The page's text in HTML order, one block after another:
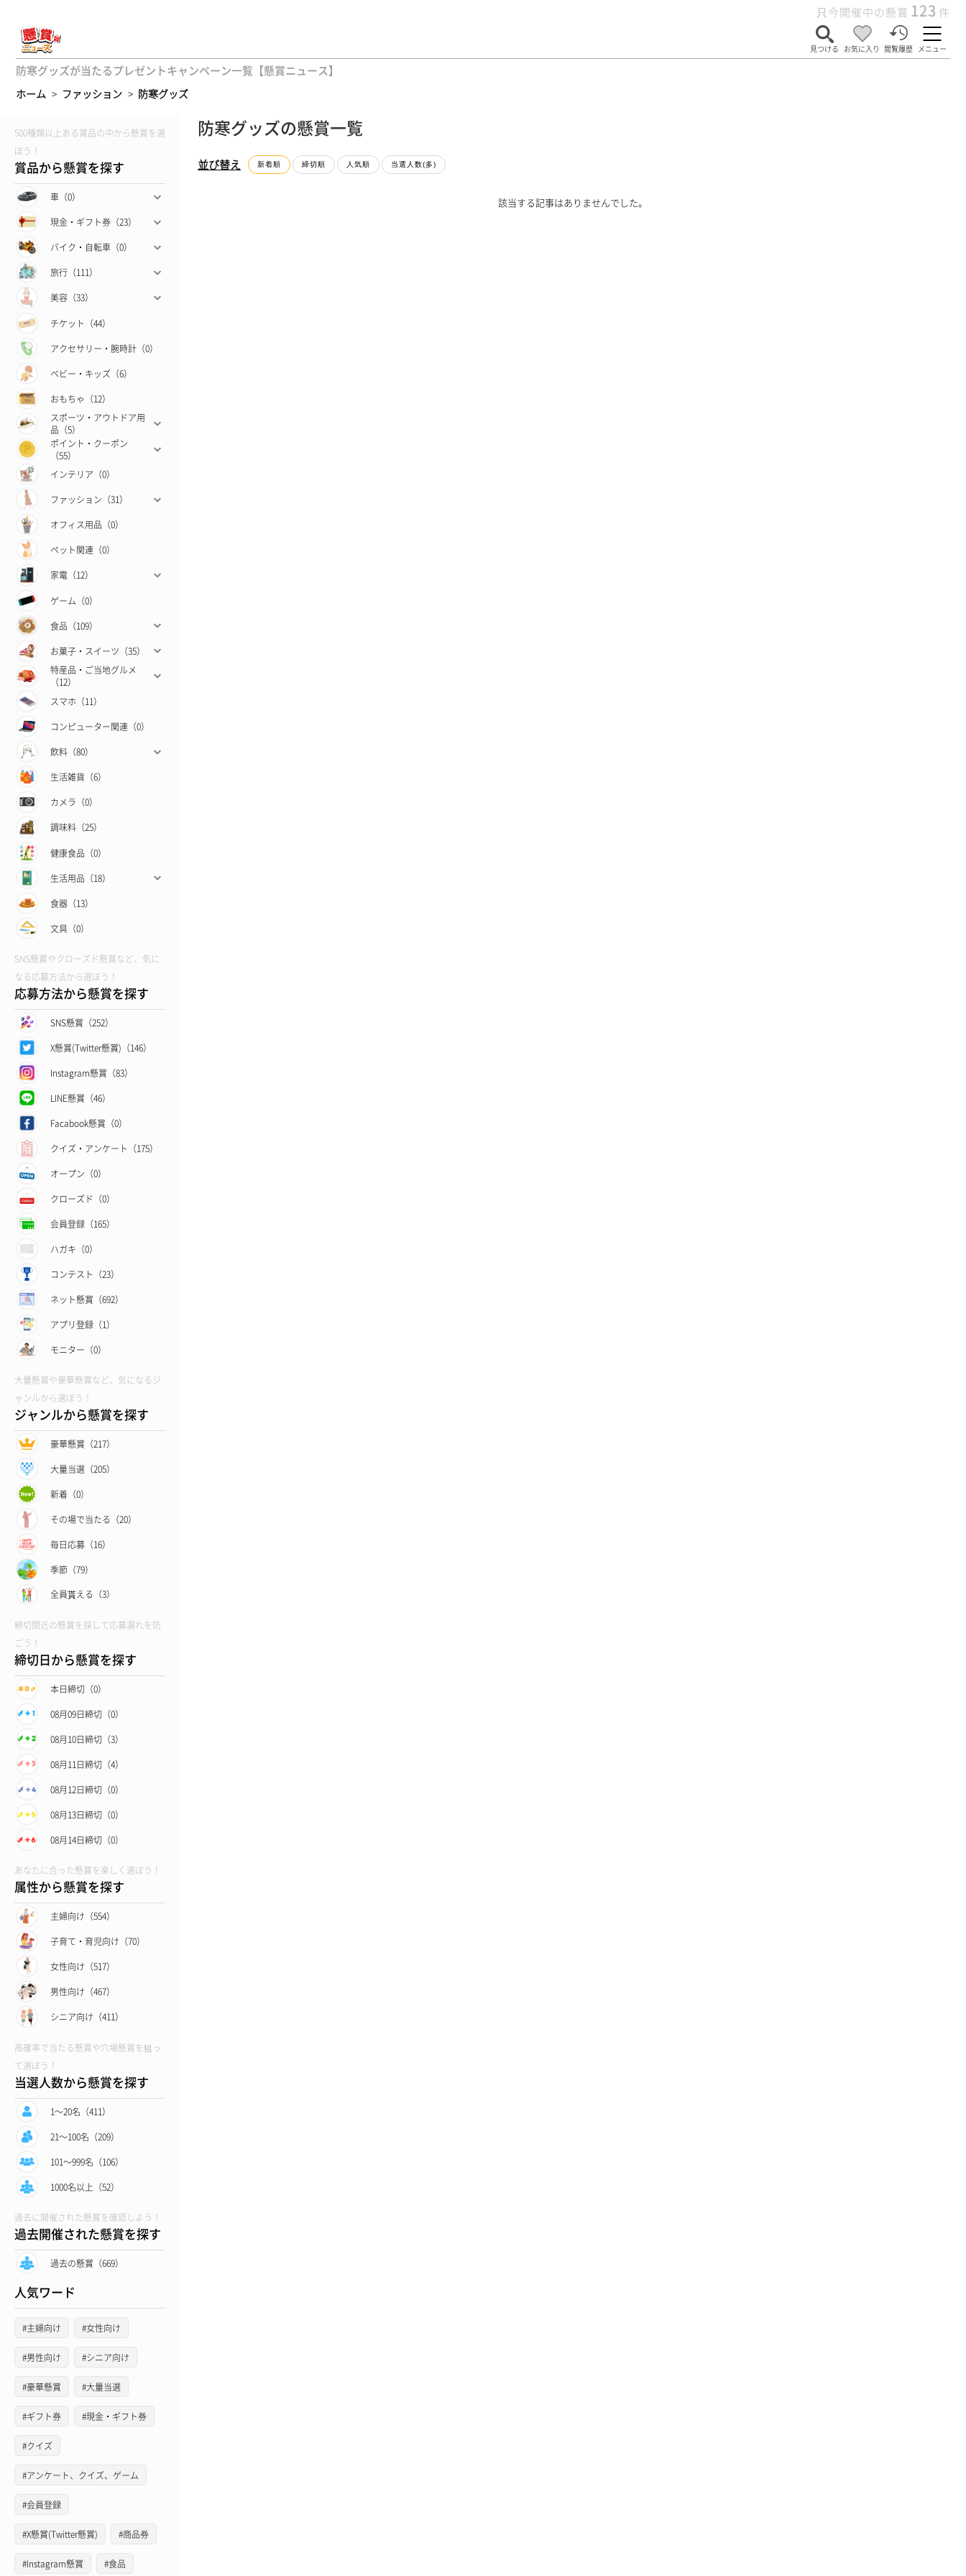
只今開催中の懸賞 123 件
見つける お気に入り 閲覧履歴 メニュー
防寒グッズが当たるプレゼントキャンペーン一覧【懸賞ニュース】
ホーム > ファッション > 防寒グッズ
500種類以上ある賞品の中から懸賞を選
ぼう！
賞品から懸賞を探す
車（0）
現金・ギフト券（23）
バイク・自転車（0）
旅行（111）
美容（33）
チケット（44）
アクセサリー・腕時計（0）
ベビー・キッズ（6）
おもちゃ（12）
スポーツ・アウトドア用
品（5）
ポイント・クーポン
（55）
インテリア（0）
ファッション（31）
オフィス用品（0）
ペット関連（0）
家電（12）
ゲーム（0）
食品（109）
お菓子・スイーツ（35）
特産品・ご当地グルメ
（12）
スマホ（11）
コンピューター関連（0）
飲料（80）
生活雑貨（6）
カメラ（0）
調味料（25）
健康食品（0）
生活用品（18）
食器（13）
文具（0）
SNS懸賞やクローズド懸賞など、気に
なる応募方法から選ぼう！
応募方法から懸賞を探す
SNS懸賞（252）
X懸賞(Twitter懸賞)（146）
Instagram懸賞（83）
LINE懸賞（46）
Facabook懸賞（0）
クイズ・アンケート（175）
オープン（0）
クローズド（0）
会員登録（165）
ハガキ（0）
コンテスト（23）
ネット懸賞（692）
アプリ登録（1）
モニター（0）
大量懸賞や豪華懸賞など、気になるジ
ャンルから選ぼう！
ジャンルから懸賞を探す
豪華懸賞（217）
大量当選（205）
新着（0）
その場で当たる（20）
毎日応募（16）
季節（79）
全員貰える（3）
締切間近の懸賞を探して応募漏れを防
ごう！
締切日から懸賞を探す
本日締切（0）
08月09日締切（0）
08月10日締切（3）
08月11日締切（4）
08月12日締切（0）
08月13日締切（0）
08月14日締切（0）
あなたに合った懸賞を楽しく選ぼう！
属性から懸賞を探す
主婦向け（554）
子育て・育児向け（70）
女性向け（517）
男性向け（467）
シニア向け（411）
高確率で当たる懸賞や穴場懸賞を狙っ
て選ぼう！
当選人数から懸賞を探す
1〜20名（411）
21〜100名（209）
101〜999名（106）
1000名以上（52）
過去に開催された懸賞を確認しよう！
過去開催された懸賞を探す
過去の懸賞（669）
人気ワード
#主婦向け #女性向け
#男性向け #シニア向け
#豪華懸賞 #大量当選
#ギフト券 #現金・ギフト券
#クイズ
#アンケート、クイズ、ゲーム
#会員登録
#X懸賞(Twitter懸賞) #商品券
#Instagram懸賞 #食品
防寒グッズの懸賞一覧
並び替え 新着順 締切順 人気順 当選人数(多)
該当する記事はありませんでした。